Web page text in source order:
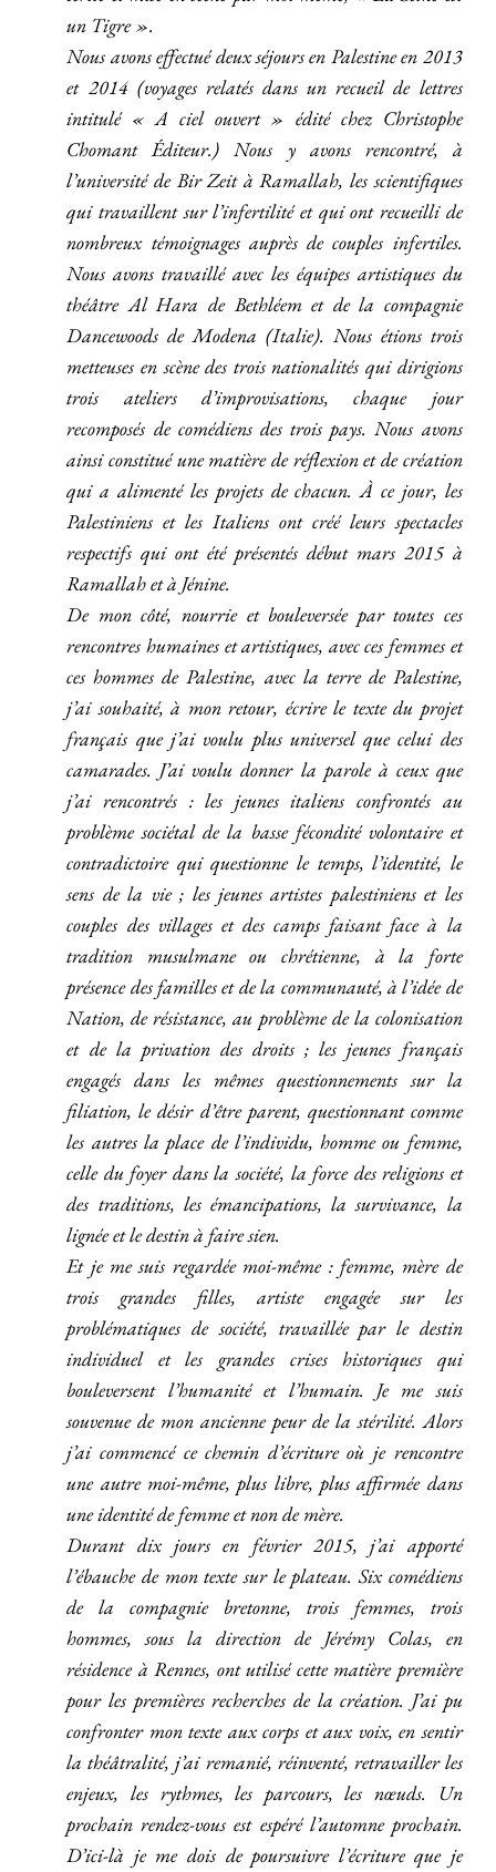
un Tigre ».
Nous avons effectué deux séjours en Palestine en 2013
et 2014 (voyages relatés dans un recueil de lettres
intitulé « A ciel ouvert » édité chez Christophe
Chomant Éditeur.) Nous y avons rencontré, à
l’université de Bir Zeit à Ramallah, les scientifiques
qui travaillent sur l’infertilité et qui ont recueilli de
nombreux témoignages auprès de couples infertiles.
Nous avons travaillé avec les équipes artistiques du
théâtre Al Hara de Bethléem et de la compagnie
Dancewoods de Modena (Italie). Nous étions trois
metteuses en scène des trois nationalités qui dirigions
trois ateliers d’improvisations, chaque jour
recomposés de comédiens des trois pays. Nous avons
ainsi constitué une matière de réflexion et de création
qui a alimenté les projets de chacun. À ce jour, les
Palestiniens et les Italiens ont créé leurs spectacles
respectifs qui ont été présentés début mars 2015 à
Ramallah et à Jénine.
De mon côté, nourrie et bouleversée par toutes ces
rencontres humaines et artistiques, avec ces femmes et
ces hommes de Palestine, avec la terre de Palestine,
j’ai souhaité, à mon retour, écrire le texte du projet
français que j’ai voulu plus universel que celui des
camarades. J’ai voulu donner la parole à ceux que
j’ai rencontrés : les jeunes italiens confrontés au
problème sociétal de la basse fécondité volontaire et
contradictoire qui questionne le temps, l’identité, le
sens de la vie ; les jeunes artistes palestiniens et les
couples des villages et des camps faisant face à la
tradition musulmane ou chrétienne, à la forte
présence des familles et de la communauté, à l’idée de
Nation, de résistance, au problème de la colonisation
et de la privation des droits ; les jeunes français
engagés dans les mêmes questionnements sur la
filiation, le désir d’être parent, questionnant comme
les autres la place de l’individu, homme ou femme,
celle du foyer dans la société, la force des religions et
des traditions, les émancipations, la survivance, la
lignée et le destin à faire sien.
Et je me suis regardée moi-même : femme, mère de
trois grandes filles, artiste engagée sur les
problématiques de société, travaillée par le destin
individuel et les grandes crises historiques qui
bouleversent l’humanité et l’humain. Je me suis
souvenue de mon ancienne peur de la stérilité. Alors
j’ai commencé ce chemin d’écriture où je rencontre
une autre moi-même, plus libre, plus affirmée dans
une identité de femme et non de mère.
Durant dix jours en février 2015, j’ai apporté
l’ébauche de mon texte sur le plateau. Six comédiens
de la compagnie bretonne, trois femmes, trois
hommes, sous la direction de Jérémy Colas, en
résidence à Rennes, ont utilisé cette matière première
pour les premières recherches de la création. J’ai pu
confronter mon texte aux corps et aux voix, en sentir
la théâtralité, j’ai remanié, réinventé, retravailler les
enjeux, les rythmes, les parcours, les nœuds. Un
prochain rendez-vous est espéré l’automne prochain.
D’ici-là je me dois de poursuivre l’écriture que je